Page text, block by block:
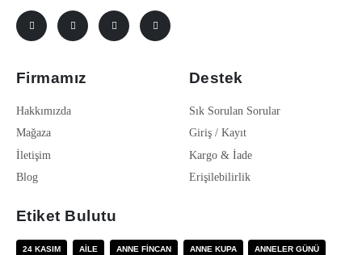
Firmamız
Hakkımızda
Mağaza
İletişim
Blog
Destek
Sık Sorulan Sorular
Giriş / Kayıt
Kargo & İade
Erişilebilirlik
Etiket Bulutu
24 KASIM AILE ANNE FINCAN ANNE KUPA ANNELER GÜNÜ